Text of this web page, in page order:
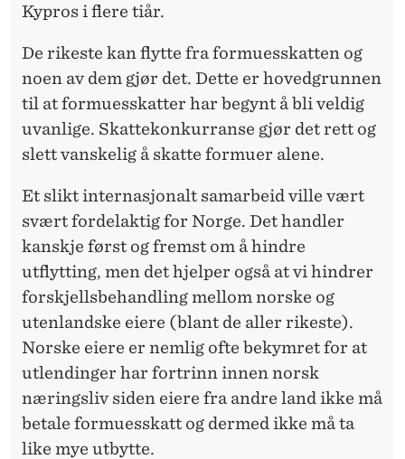
Kypros i flere tiår.
De rikeste kan flytte fra formuesskatten og
noen av dem gjør det. Dette er hovedgrunnen
til at formuesskatter har begynt å bli veldig
uvanlige. Skattekonkurranse gjør det rett og
slett vanskelig å skatte formuer alene.
Et slikt internasjonalt samarbeid ville vært
svært fordelaktig for Norge. Det handler
kanskje først og fremst om å hindre
utflytting, men det hjelper også at vi hindrer
forskjellsbehandling mellom norske og
utenlandske eiere (blant de aller rikeste).
Norske eiere er nemlig ofte bekymret for at
utlendinger har fortrinn innen norsk
næringsliv siden eiere fra andre land ikke må
betale formuesskatt og dermed ikke må ta
like mye utbytte.